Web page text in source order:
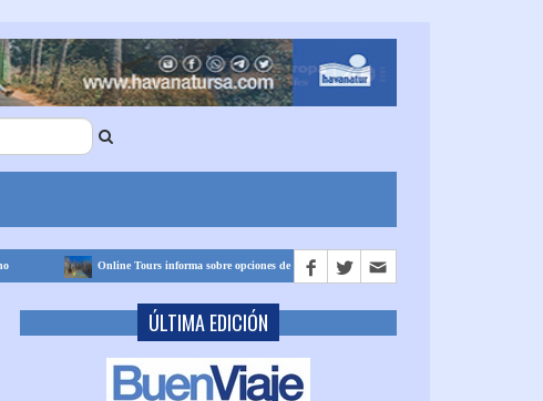
Online Tours informa sobre opciones de pago para volar a Cuba desde España
ÚLTIMA EDICIÓN